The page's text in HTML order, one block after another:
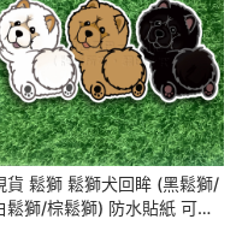
貨 鬆獅 鬆獅犬回眸 (黑鬆獅/
鬆獅/棕鬆獅) 防水貼紙 可愛